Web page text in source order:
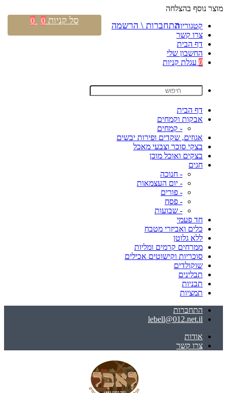
מוצר נוסף בהצלחה
קטגוריות
צרו קשר
דף הבית
החשבון שלי
0 עגלת קניות
דף הבית
אבקות וקמחים
- קמחים
אגוזים, שקדים ופירות יבשים
בצקי סוכר וצבעי מאכל
בצקים ואוכל מוכן
חגים
- חנוכה
- יום העצמאות
- פורים
- פסח
- שבועות
חד פעמי
כלים ואביזרי מטבח
ללא גלוטן
ממרחים קרמים ומליות
סוכריות וקישוטים אכילים
שוקולדים
תבלינים
תבניות
תמציות
התחברות
lebell@012.net.il
אודות
צרו קשר
התחברות \ הרשמה סל קניות 0
0